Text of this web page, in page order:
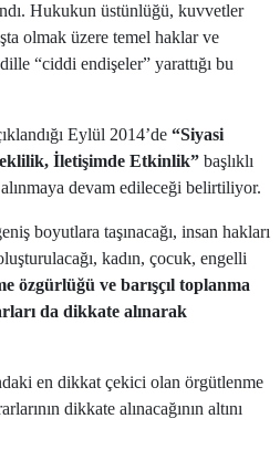
Hukukun üstünlüğü, kuvvetler
olmak üzere temel haklar ve
“ciddi endişeler” yarattığı bu
Eylül 2014’de “Siyasi
İletişimde Etkinlik” başlıklı
devam edileceği belirtiliyor.
boyutlara taşınacağı, insan hakları
kadın, çocuk, engelli
özgürlüğü ve barışçıl toplanma
da dikkate alınarak
en dikkat çekici olan örgütlenme
dikkate alınacağının altını